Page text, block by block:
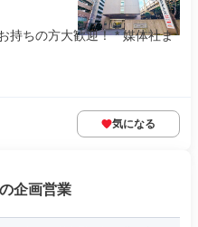
持ちの方大歓迎！ * 媒体社ま
気になる
企画営業